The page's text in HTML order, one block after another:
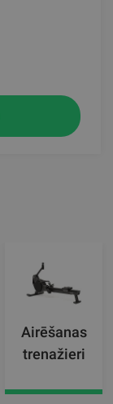
Airēšanas
trenažieri